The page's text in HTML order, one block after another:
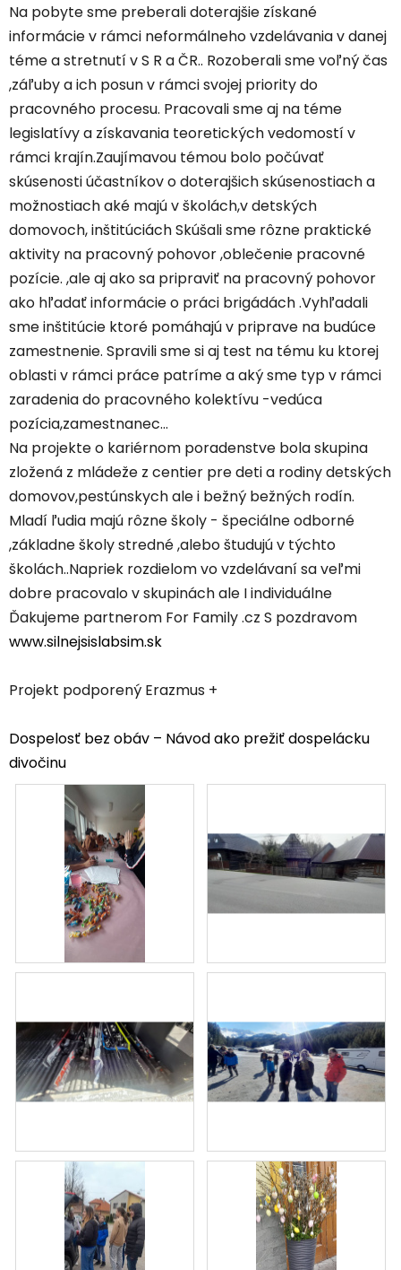
Na pobyte sme preberali doterajšie získané
informácie v rámci neformálneho vzdelávania v danej
téme a stretnutí v S R a ČR.. Rozoberali sme voľný čas
,záľuby a ich posun v rámci svojej priority do
pracovného procesu. Pracovali sme aj na téme
legislatívy a získavania teoretických vedomostí v
rámci krajín.Zaujímavou témou bolo počúvať
skúsenosti účastníkov o doterajšich skúsenostiach a
možnostiach aké majú v školách,v detských
domovoch, inštitúciách Skúšali sme rôzne praktické
aktivity na pracovný pohovor ,oblečenie pracovné
pozície. ,ale aj ako sa pripraviť na pracovný pohovor
ako hľadať informácie o práci brigádách .Vyhľadali
sme inštitúcie ktoré pomáhajú v priprave na budúce
zamestnenie. Spravili sme si aj test na tému ku ktorej
oblasti v rámci práce patríme a aký sme typ v rámci
zaradenia do pracovného kolektívu -vedúca
pozícia,zamestnanec...
Na projekte o kariérnom poradenstve bola skupina
zložená z mládeže z centier pre deti a rodiny detských
domovov,pestúnskych ale i bežný bežných rodín.
Mladí ľudia majú rôzne školy - špeciálne odborné
,základne školy stredné ,alebo študujú v týchto
školách..Napriek rozdielom vo vzdelávaní sa veľmi
dobre pracovalo v skupinách ale I individuálne
Ďakujeme partnerom For Family .cz S pozdravom
www.silnejsislabsim.sk
Projekt podporený Erazmus +
Dospelosť bez obáv – Návod ako prežiť dospelácku
divočinu